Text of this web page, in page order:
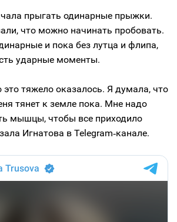
прыгать одинарные прыжки.
что можно начинать пробовать.
и пока без лутца и флипа,
ударные моменты.
это тяжело оказалось. Я думала, что
тянет к земле пока. Мне надо
мышцы, чтобы все приходило
Игнатова в Telegram‑канале.